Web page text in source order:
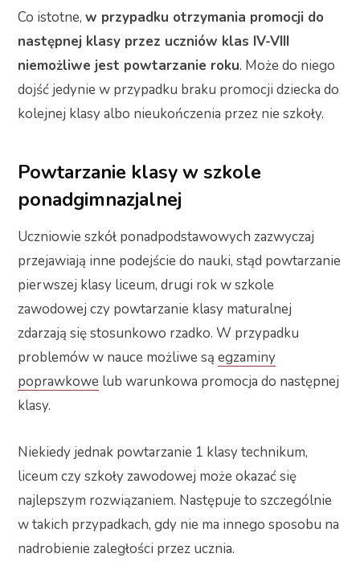
Co istotne, w przypadku otrzymania promocji do
następnej klasy przez uczniów klas IV-VIII
niemożliwe jest powtarzanie roku. Może do niego
dojść jedynie w przypadku braku promocji dziecka do
kolejnej klasy albo nieukończenia przez nie szkoły.
Powtarzanie klasy w szkole
ponadgimnazjalnej
Uczniowie szkół ponadpodstawowych zazwyczaj
przejawiają inne podejście do nauki, stąd powtarzanie
pierwszej klasy liceum, drugi rok w szkole
zawodowej czy powtarzanie klasy maturalnej
zdarzają się stosunkowo rzadko. W przypadku
problemów w nauce możliwe są egzaminy
poprawkowe lub warunkowa promocja do następnej
klasy.
Niekiedy jednak powtarzanie 1 klasy technikum,
liceum czy szkoły zawodowej może okazać się
najlepszym rozwiązaniem. Następuje to szczególnie
w takich przypadkach, gdy nie ma innego sposobu na
nadrobienie zaległości przez ucznia.